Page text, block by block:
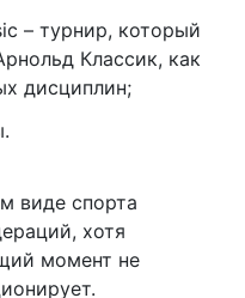
– турнир, который
Классик, как
дисциплин;
виде спорта
хотя
момент не